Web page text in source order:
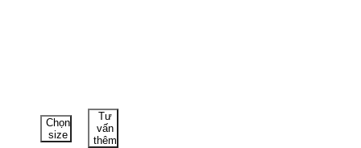
Chọn
size
Tư
vấn
thêm